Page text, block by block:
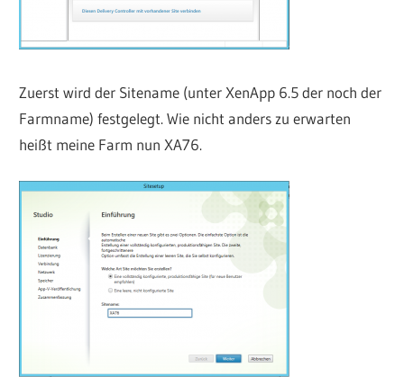
Zuerst wird der Sitename (unter XenApp 6.5 der noch der
Farmname) festgelegt. Wie nicht anders zu erwarten
heißt meine Farm nun XA76.